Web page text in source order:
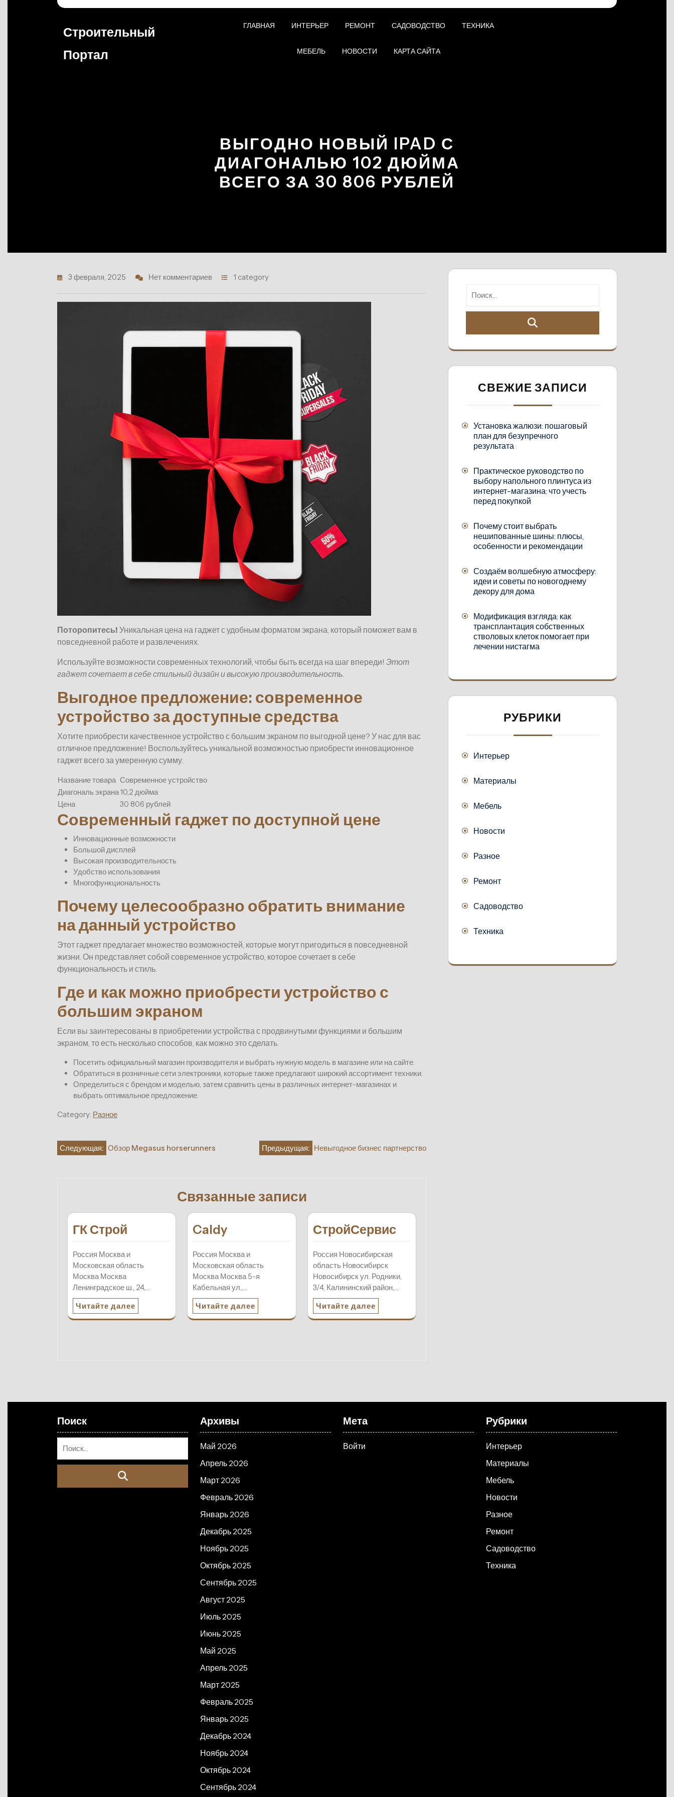
Строительный
Портал
ГЛАВНАЯ ИНТЕРЬЕР РЕМОНТ САДОВОДСТВО ТЕХНИКА
МЕБЕЛЬ НОВОСТИ КАРТА САЙТА
ВЫГОДНО НОВЫЙ IPAD С
ДИАГОНАЛЬЮ 102 ДЮЙМА
ВСЕГО ЗА 30 806 РУБЛЕЙ
3 февраля, 2025 Нет комментариев 1 category
Поторопитесь! Уникальная цена на гаджет с удобным форматом экрана, который поможет вам в
повседневной работе и развлечениях.
Используйте возможности современных технологий, чтобы быть всегда на шаг впереди! Этот
гаджет сочетает в себе стильный дизайн и высокую производительность.
Выгодное предложение: современное
устройство за доступные средства
Хотите приобрести качественное устройство с большим экраном по выгодной цене? У нас для вас
отличное предложение! Воспользуйтесь уникальной возможностью приобрести инновационное
гаджет всего за умеренную сумму.
Название товара Современное устройство
Диагональ экрана10,2 дюйма
Цена
30 806 рублей
Современный гаджет по доступной цене
Инновационные возможности
Большой дисплей
Высокая производительность
Удобство использования
Многофункциональность
Почему целесообразно обратить внимание
на данный устройство
Этот гаджет предлагает множество возможностей, которые могут пригодиться в повседневной
жизни. Он представляет собой современное устройство, которое сочетает в себе
функциональность и стиль.
Где и как можно приобрести устройство с
большим экраном
Если вы заинтересованы в приобретении устройства с продвинутыми функциями и большим
экраном, то есть несколько способов, как можно это сделать.
Посетить официальный магазин производителя и выбрать нужную модель в магазине или на сайте.
Обратиться в розничные сети электроники, которые также предлагают широкий ассортимент техники.
Определиться с брендом и моделью, затем сравнить цены в различных интернет-магазинах и
выбрать оптимальное предложение.
Category: Разное
Навигация
Предыдущая: Невыгодное бизнес партнерство
Следующая: Обзор Megasus horserunners
Связанные записи
ГК Строй
Россия Москва и
Московская область
Москва Москва
Ленинградское ш., 24,…
Читайте далее
Caldy
Россия Москва и
Московская область
Москва Москва 5-я
Кабельная ул.,…
Читайте далее
СтройСервис
Россия Новосибирская
область Новосибирск
Новосибирск ул. Родники,
3/4, Калининский район,…
Читайте далее
СВЕЖИЕ ЗАПИСИ
Установка жалюзи: пошаговый
план для безупречного
результата
Практическое руководство по
выбору напольного плинтуса из
интернет-магазина: что учесть
перед покупкой
Почему стоит выбрать
нешипованные шины: плюсы,
особенности и рекомендации
Создаём волшебную атмосферу:
идеи и советы по новогоднему
декору для дома
Модификация взгляда: как
трансплантация собственных
стволовых клеток помогает при
лечении нистагма
РУБРИКИ
Интерьер
Материалы
Мебель
Новости
Разное
Ремонт
Садоводство
Техника
Поиск Архивы
Май 2026
Апрель 2026
Март 2026
Февраль 2026
Январь 2026
Декабрь 2025
Ноябрь 2025
Октябрь 2025
Сентябрь 2025
Август 2025
Июль 2025
Июнь 2025
Май 2025
Апрель 2025
Март 2025
Февраль 2025
Январь 2025
Декабрь 2024
Ноябрь 2024
Октябрь 2024
Сентябрь 2024
Мета
Войти
Рубрики
Интерьер
Материалы
Мебель
Новости
Разное
Ремонт
Садоводство
Техника